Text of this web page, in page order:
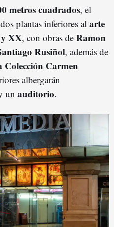
metros cuadrados, el
plantas inferiores al arte
y XX, con obras de Ramon
Rusiñol, además de
Colección Carmen
albergarán
un auditorio.